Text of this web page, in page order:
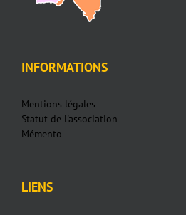
INFORMATIONS
Mentions légales
Statut de l'association
Mémento
LIENS